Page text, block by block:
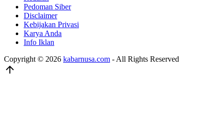
Pedoman Siber
Disclaimer
Kebijakan Privasi
Karya Anda
Info Iklan
Copyright © 2026 kabarnusa.com - All Rights Reserved
arrow_upward